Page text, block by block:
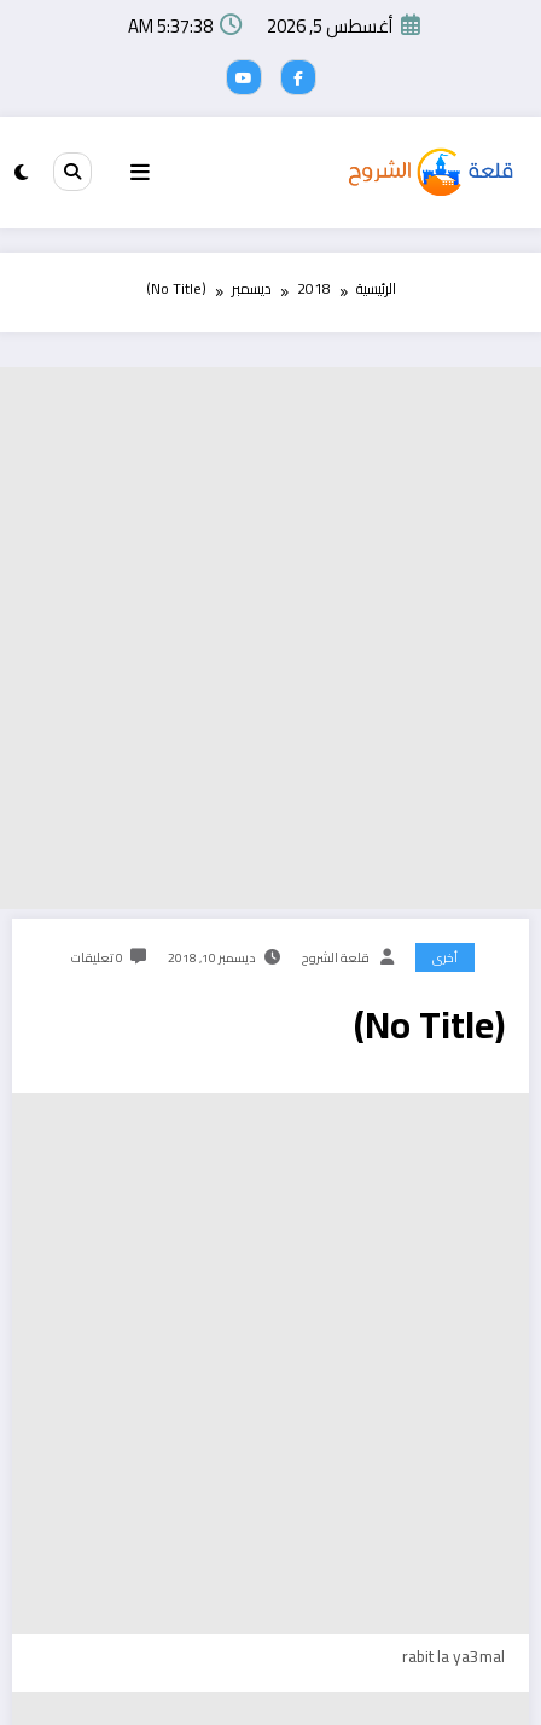
أغسطس 5, 2026 5:37:38 AM
الرئيسية 2018 ديسمبر (No Title)
أخرى قلعة الشروح ديسمبر 10, 2018 0 تعليقات
(No Title)
rabit la ya3mal